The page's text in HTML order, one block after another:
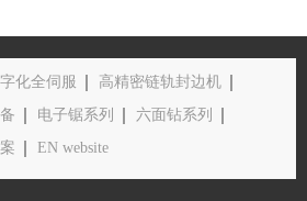
化全伺服
高精密链轨封边机
电子锯系列
六面钻系列
EN website